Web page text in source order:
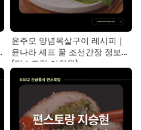
윤주모 양념목살구이 레시피｜
윤나라 셰프 꿀 조선간장 정보
(편스토랑 이찬원)